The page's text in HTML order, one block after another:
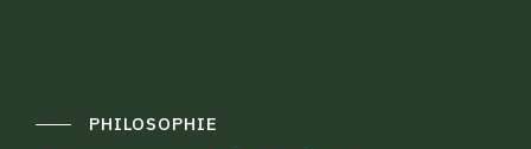
PHILOSOPHIE